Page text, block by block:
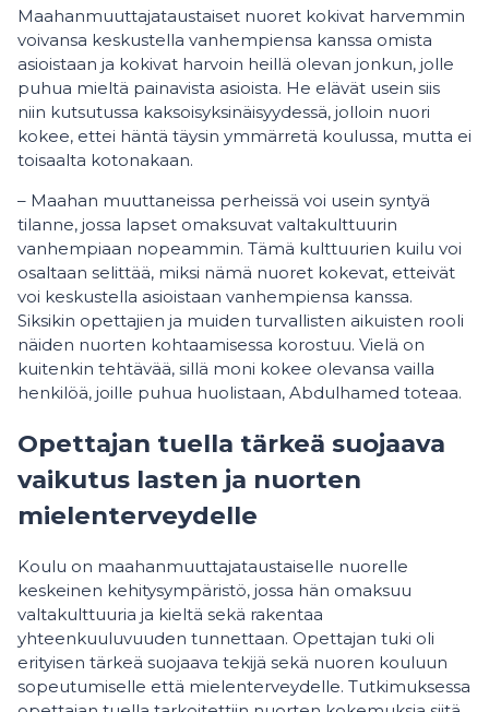
Maahanmuuttajataustaiset nuoret kokivat harvemmin
voivansa keskustella vanhempiensa kanssa omista
asioistaan ja kokivat harvoin heillä olevan jonkun, jolle
puhua mieltä painavista asioista. He elävät usein siis
niin kutsutussa kaksoisyksinäisyydessä, jolloin nuori
kokee, ettei häntä täysin ymmärretä koulussa, mutta ei
toisaalta kotonakaan.
– Maahan muuttaneissa perheissä voi usein syntyä
tilanne, jossa lapset omaksuvat valtakulttuurin
vanhempiaan nopeammin. Tämä kulttuurien kuilu voi
osaltaan selittää, miksi nämä nuoret kokevat, etteivät
voi keskustella asioistaan vanhempiensa kanssa.
Siksikin opettajien ja muiden turvallisten aikuisten rooli
näiden nuorten kohtaamisessa korostuu. Vielä on
kuitenkin tehtävää, sillä moni kokee olevansa vailla
henkilöä, joille puhua huolistaan, Abdulhamed toteaa.
Opettajan tuella tärkeä suojaava
vaikutus lasten ja nuorten
mielenterveydelle
Koulu on maahanmuuttajataustaiselle nuorelle
keskeinen kehitysympäristö, jossa hän omaksuu
valtakulttuuria ja kieltä sekä rakentaa
yhteenkuuluvuuden tunnettaan. Opettajan tuki oli
erityisen tärkeä suojaava tekijä sekä nuoren kouluun
sopeutumiselle että mielenterveydelle. Tutkimuksessa